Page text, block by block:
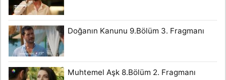
Doğanın Kanunu 9.Bölüm 3. Fragmanı
Muhtemel Aşk 8.Bölüm 2. Fragmanı